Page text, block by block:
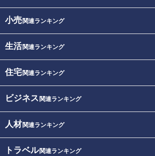
小売関連ランキング
生活関連ランキング
住宅関連ランキング
ビジネス 関連ランキング
人材関連ランキング
トラベル関連ランキング